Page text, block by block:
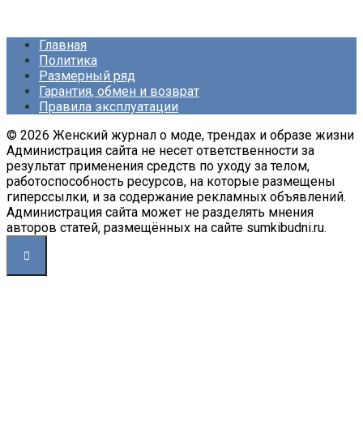
Главная
Политика
Размерный ряд
Гарантия, обмен и возврат
Правила эксплуатации
© 2026 Женский журнал о моде, трендах и образе жизни
Администрация сайта не несет ответственности за
результат применения средств по уходу за телом,
работоспособность ресурсов, на которые размещены
гиперссылки, и за содержание рекламных объявлений.
Администрация сайта может не разделять мнения
авторов статей, размещённых на сайте sumkibudni.ru.